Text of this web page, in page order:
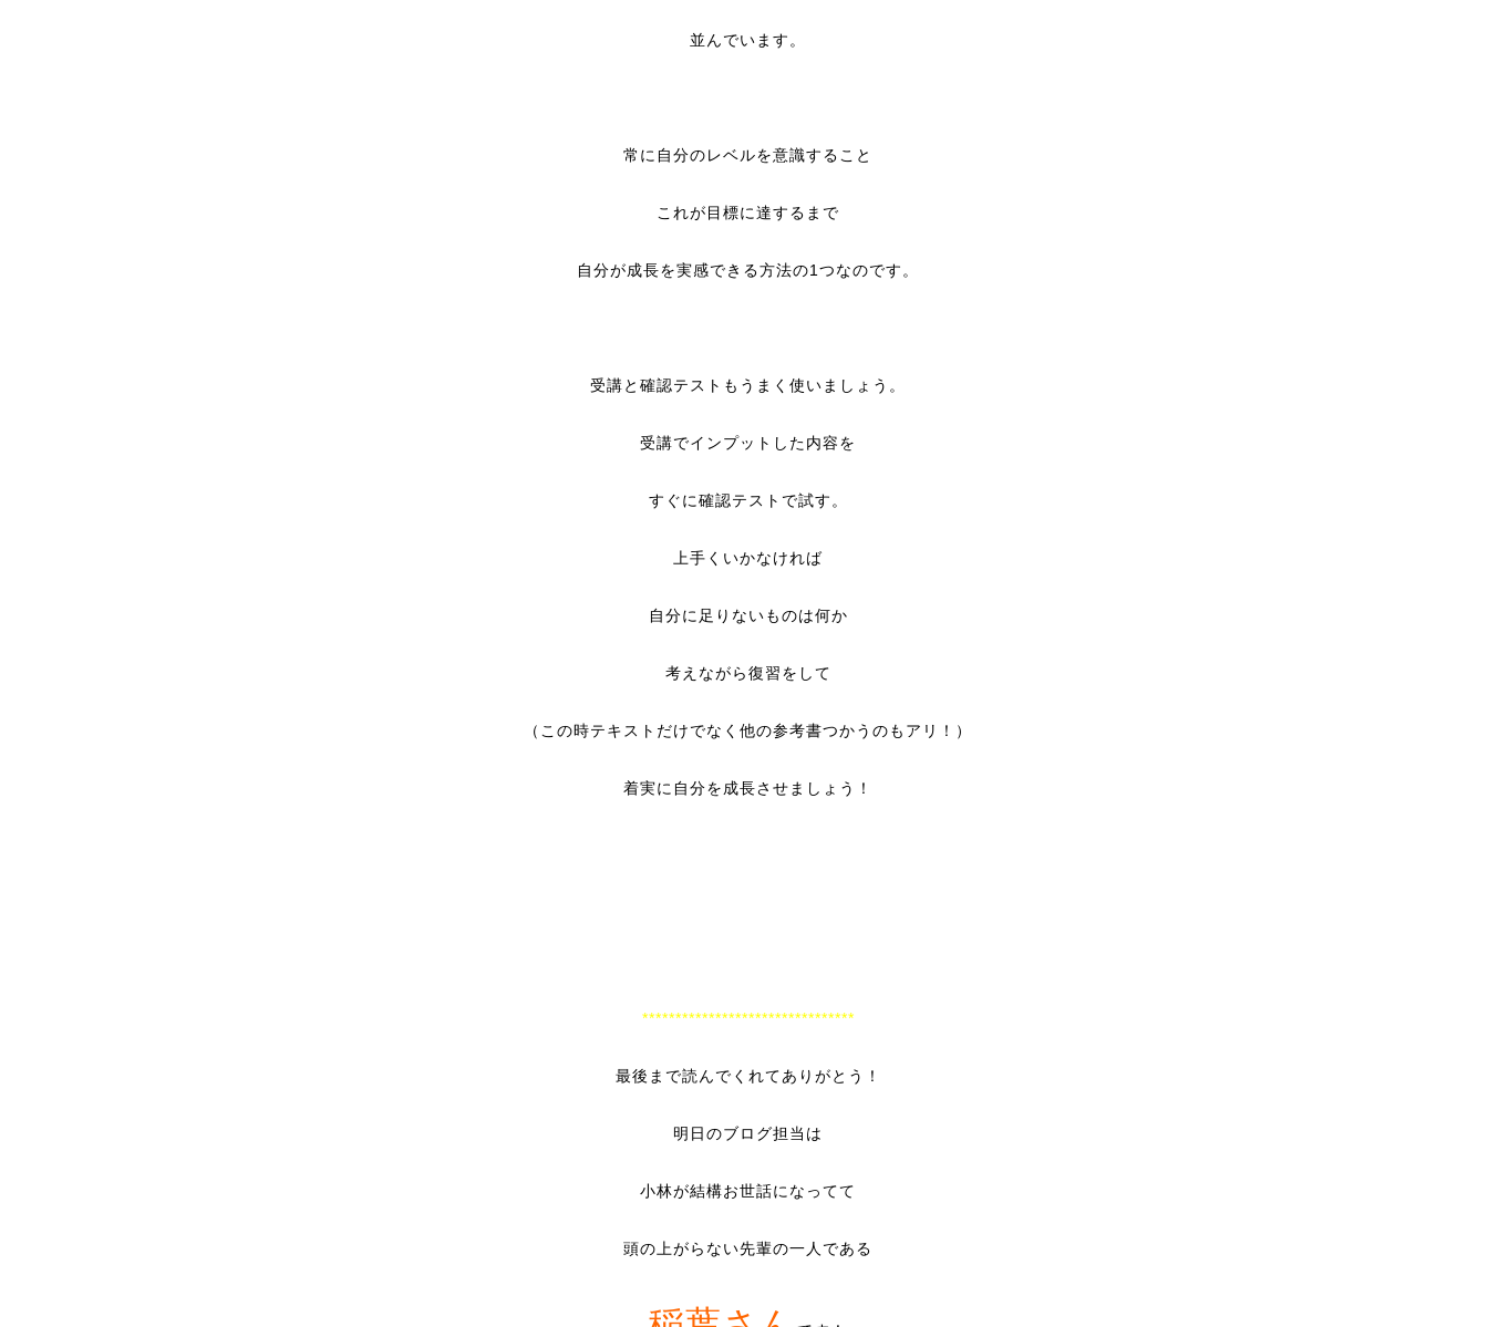
並んでいます。
常に自分のレベルを意識すること
これが目標に達するまで
自分が成長を実感できる方法の1つなのです。
受講と確認テストもうまく使いましょう。
受講でインプットした内容を
すぐに確認テストで試す。
上手くいかなければ
自分に足りないものは何か
考えながら復習をして
（この時テキストだけでなく他の参考書つかうのもアリ！）
着実に自分を成長させましょう！
********************************
最後まで読んでくれてありがとう！
明日のブログ担当は
小林が結構お世話になってて
頭の上がらない先輩の一人である